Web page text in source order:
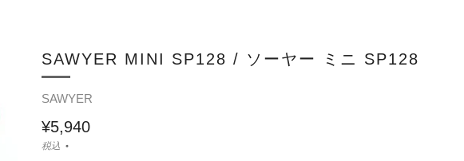
SAWYER MINI SP128 / ソーヤー ミニ SP128
SAWYER
¥5,940
税込